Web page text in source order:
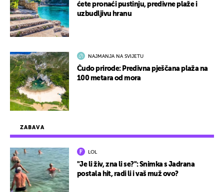
ZABAVA
LOL
"Je li živ, zna li se?": Snimka s Jadrana
postala hit, radi li i vaš muž ovo?
ćete pronaći pustinju, predivne plaže i
uzbudljivu hranu
NAJMANJA NA SVIJETU
Čudo prirode: Predivna pješčana plaža na
100 metara od mora